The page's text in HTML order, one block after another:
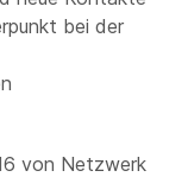
bei der
von Netzwerk